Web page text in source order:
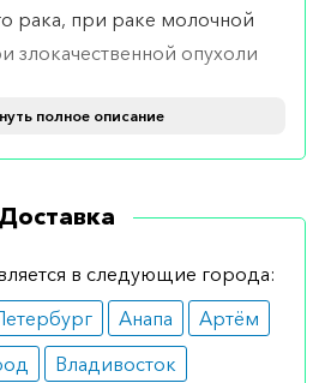
рака, при раке молочной
злокачественной опухоли
процессе
и редко вызывает
полное описание
Доставка
в следующие города:
Анапа
Артём
Владивосток